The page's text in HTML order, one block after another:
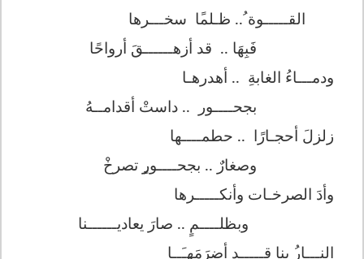
القـــــوة ُ.. ظـلما سخـــرها
فَبِهَا .. قد أزهــــــقَ أرواحًا
ودمـــاءُ الغابةِ .. أهدرهـا
بجحــــور
.. داستْ أقدامــهُ
زلزلَ أحجـارًا .. حطمــــها
وصغارٌ .. بجحــــور تصرخْ
وأدَ الصرخـات وأنكـــــرها
وبظلــــمٍ .. صارَ يعاديــــــنا
النـــار بنا قـــــد أضرَمَهـَــا